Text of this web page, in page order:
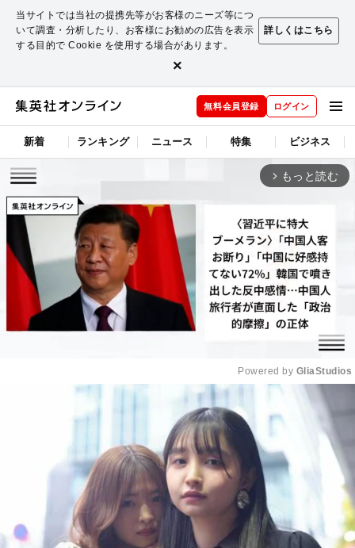
当サイトでは当社の提携先等がお客様のニーズ等につ
いて調査・分析したり、お客様にお勧めの広告を表示
する目的で Cookie を使用する場合があります。
詳しくはこちら
×
無料会員登録 ログイン
新着 ランキング ニュース 特集 ビジネス
arrow_forward_ios もっと読む
Mute
Powered by GliaStudios